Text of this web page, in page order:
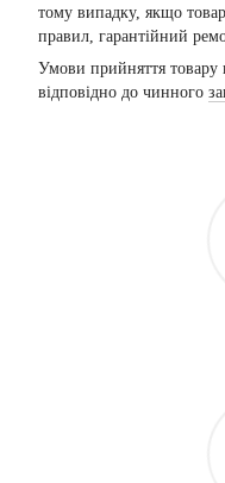
тому випадку, якщо
правил, гарантійний
Умови прийняття товару
відповідно до чинного